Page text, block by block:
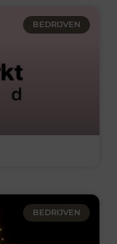
BEDRIJVEN
BEDRIJVEN